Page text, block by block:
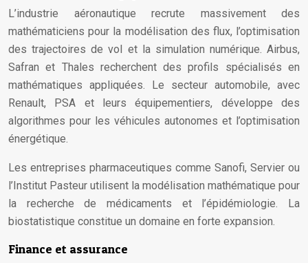
L’industrie aéronautique recrute massivement des
mathématiciens pour la modélisation des flux, l’optimisation
des trajectoires de vol et la simulation numérique. Airbus,
Safran et Thales recherchent des profils spécialisés en
mathématiques appliquées. Le secteur automobile, avec
Renault, PSA et leurs équipementiers, développe des
algorithmes pour les véhicules autonomes et l’optimisation
énergétique.
Les entreprises pharmaceutiques comme Sanofi, Servier ou
l’Institut Pasteur utilisent la modélisation mathématique pour
la recherche de médicaments et l’épidémiologie. La
biostatistique constitue un domaine en forte expansion.
Finance et assurance